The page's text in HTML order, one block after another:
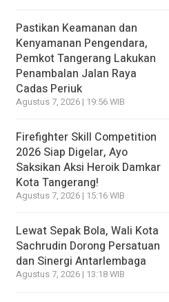
Pastikan Keamanan dan
Kenyamanan Pengendara,
Pemkot Tangerang Lakukan
Penambalan Jalan Raya
Cadas Periuk
Agustus 7, 2026 | 19:56 WIB
Firefighter Skill Competition
2026 Siap Digelar, Ayo
Saksikan Aksi Heroik Damkar
Kota Tangerang!
Agustus 7, 2026 | 15:16 WIB
Lewat Sepak Bola, Wali Kota
Sachrudin Dorong Persatuan
dan Sinergi Antarlembaga
Agustus 7, 2026 | 13:18 WIB